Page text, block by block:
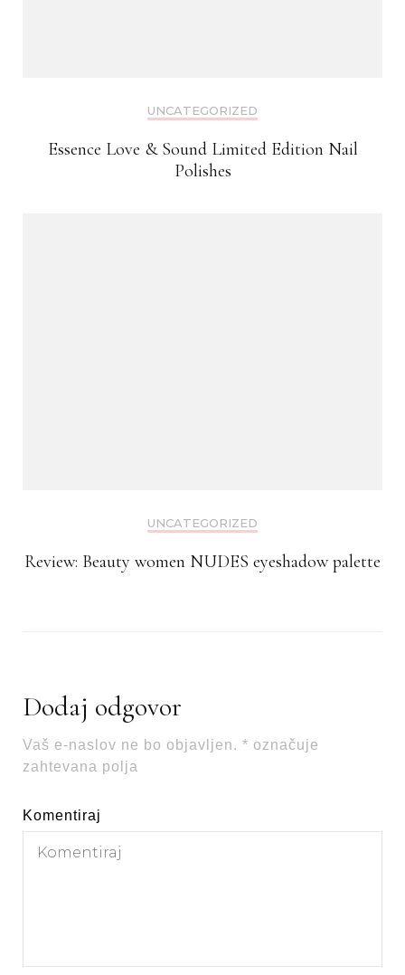
UNCATEGORIZED
Essence Love & Sound Limited Edition Nail
Polishes
UNCATEGORIZED
Review: Beauty women NUDES eyeshadow palette
Dodaj odgovor
Vaš e-naslov ne bo objavljen. * označuje
zahtevana polja
Komentiraj